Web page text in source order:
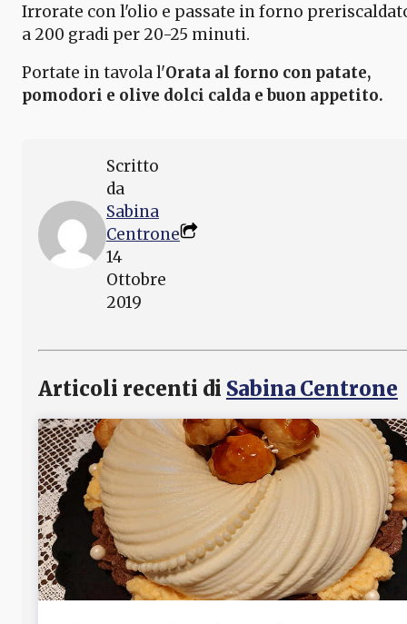
Irrorate con l'olio e passate in forno
a 200 gradi per 20-25 minuti.
Portate in tavola l'Orata al forno con patate,
pomodori e olive dolci calda e buon appetito.
Scritto
da
Sabina
Centrone
14
Ottobre
2019
Articoli recenti di Sabina Centrone